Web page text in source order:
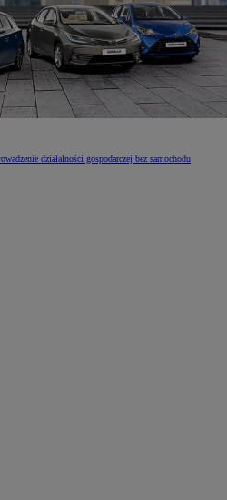
działalności gospodarczej bez samochodu